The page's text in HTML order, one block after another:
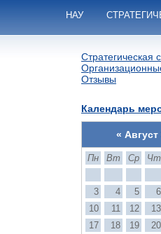
НАУ
Стратегическая
Отзывы
Календарь
« Август
Пн Вт Ср Чт
3
4 5 6
10
11 12 13
17
18 19 20